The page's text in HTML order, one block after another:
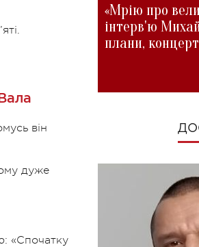
він
дуже
«Спочатку
«Мрію про
інтерв'ю
плани,